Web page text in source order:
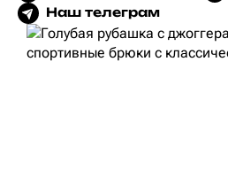
Наш телеграм